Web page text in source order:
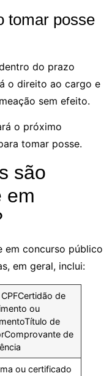
tomar posse
do prazo
o direito ao cargo e
sem efeito.
o próximo
tomar posse.
são
em
em concurso público
em geral, inclui:
CPFCertidão de
ou
de
de
ou certificado